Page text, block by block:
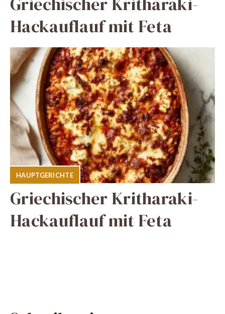
Hackauflauf mit Feta
HAUPTGERICHTE
Griechischer Kritharaki-
Hackauflauf mit Feta